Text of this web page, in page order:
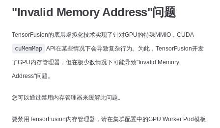
"Invalid Memory Address"问题
TensorFusion的底层虚拟化技术实现了针对GPU的特殊MMIO，CUDA
cuMemMap API在某些情况下会导致复杂行为。为此，TensorFusion开发
了GPU内存管理器，但在极少数情况下可能导致"Invalid Memory
Address"问题。
您可以通过禁用内存管理器来缓解此问题。
要禁用TensorFusion内存管理器，请在集群配置中的GPU Worker Pod模板